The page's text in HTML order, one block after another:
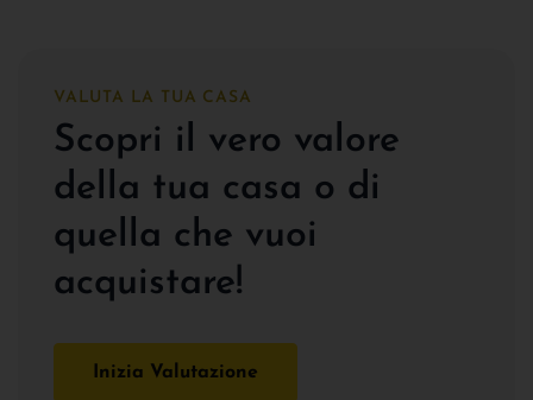
VALUTA LA TUA CASA
Scopri il vero valore
della tua casa o di
quella che vuoi
acquistare!
Inizia Valutazione